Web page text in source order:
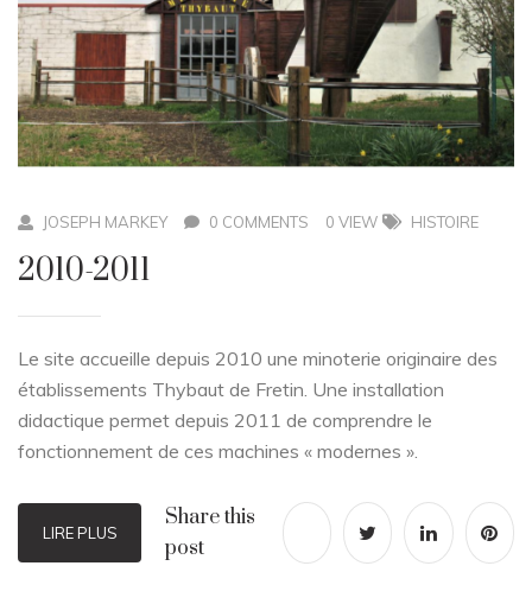
JOSEPH MARKEY 0 COMMENTS 0 VIEW HISTOIRE
2010-2011
Le site accueille depuis 2010 une minoterie originaire des
établissements Thybaut de Fretin. Une installation
didactique permet depuis 2011 de comprendre le
fonctionnement de ces machines « modernes ».
LIRE PLUS
Share this
post